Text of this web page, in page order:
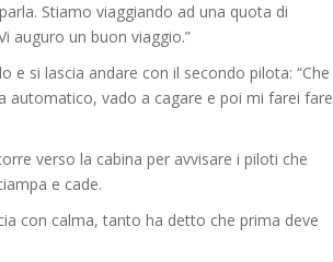
Stiamo viaggiando ad una quota di
auguro un buon viaggio.”
si lascia andare con il secondo pilota: “Che
vado a cagare e poi mi farei fare
verso la cabina per avvisare i piloti che
e cade.
con calma, tanto ha detto che prima deve